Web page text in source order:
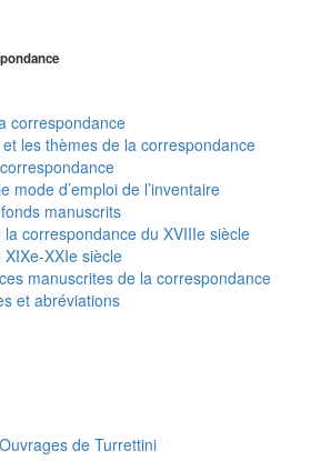
correspondance
les thèmes de la correspondance
mode d’emploi de l’inventaire
manuscrits
la correspondance du XVIIIe siècle
XXIe siècle
manuscrites de la correspondance
et abréviations
de Turrettini